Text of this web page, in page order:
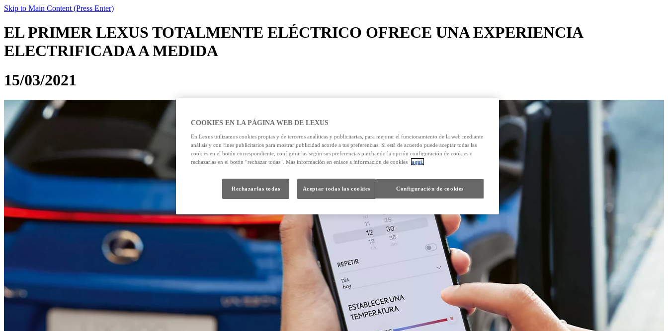
Skip to Main Content (Press Enter)
EL PRIMER LEXUS TOTALMENTE ELÉCTRICO OFRECE UNA EXPERIENCIA
ELECTRIFICADA A MEDIDA
15/03/2021
COOKIES EN LA PÁGINA WEB DE LEXUS
En Lexus utilizamos cookies propias y de terceros analíticas y publicitarias, para mejorar el funcionamiento de la web mediante
análisis y con fines publicitarios para mostrar publicidad acorde a tus preferencias. Si está de acuerdo puede aceptar todas las
cookies en el botón correspondiente, configurarlas según sus preferencias pinchando la opción configuración de cookies o
rechazarlas en el botón “rechazar todas”. Más información en enlace a información de cookies
aquí.
Configuración de cookies
Rechazarlas todas Aceptar todas las cookies